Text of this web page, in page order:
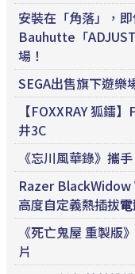
安裝在「角落」，
Bauhutte「
場！
SEGA出售旗下遊
【FOXXRAY 狐鐳
井3C
《忘川風華錄》攜
Razer BlackWidow
高度自定義熱插拔
《死亡鬼屋 重製版
片